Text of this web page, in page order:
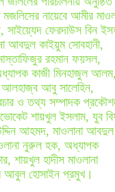
নায়েবে আমীর
ফেরদাউস বিন
আবদুল কাইয়ুম সোবহানী,
রহমান ফয়সল,
কাজী মিনহাজুল আলম,
আলহাজ্ব আবু সালেহিন,
ও তথ্য সম্পাদক
শায়খুল ইসলাম, যুব
আহমদ, মাওলানা আবদুল
নুরুল হক, অধ্যাপক
শায়খুল হাদীস মাওলানা
আবুল হোসাইন প্রমুখ।